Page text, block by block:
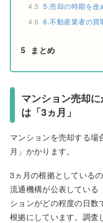
4.5 5.売却の時期を改
4.6 6.不動産業者の買
5 まとめ
マンション売却
は「3ヵ月」
マンションを売却する場
月」かかります。
3ヵ月の根拠としている
流通機構が公表している
ションがどの程度の日数
根拠にしています。調査